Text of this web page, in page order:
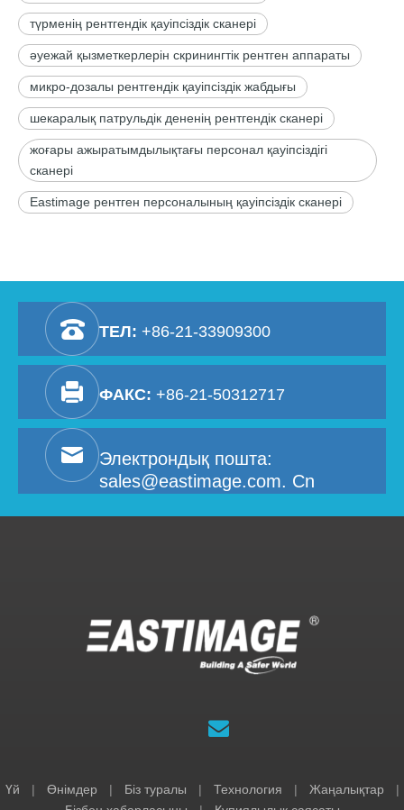
түрменің рентгендік қауіпсіздік сканері
әуежай қызметкерлерін скринингтік рентген аппараты
микро-дозалы рентгендік қауіпсіздік жабдығы
шекаралық патрульдік дененің рентгендік сканері
жоғары ажыратымдылықтағы персонал қауіпсіздігі
сканері
Eastimage рентген персоналының қауіпсіздік сканері
ТЕЛ: +86-21-33909300
ФАКС: +86-21-50312717
Электрондық пошта:
sales@eastimage.com. Cn
Үй | Өнімдер | Біз туралы | Технология | Жаңалықтар
|